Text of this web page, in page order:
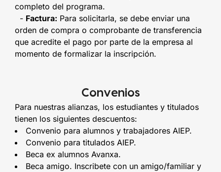
completo del programa.
- Factura: Para solicitarla, se debe enviar una
orden de compra o comprobante de transferencia
que acredite el pago por parte de la empresa al
momento de formalizar la inscripción.
Convenios
Para nuestras alianzas, los estudiantes y titulados
tienen los siguientes descuentos:
Convenio para alumnos y trabajadores AIEP.
Convenio para titulados AIEP.
Beca ex alumnos Avanxa.
Beca amigo. Inscribete con un amigo/familiar y